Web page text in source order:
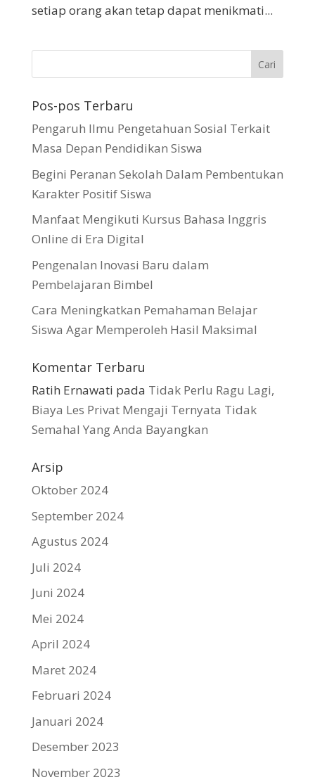
setiap orang akan tetap dapat menikmati...
Pos-pos Terbaru
Pengaruh Ilmu Pengetahuan Sosial Terkait
Masa Depan Pendidikan Siswa
Begini Peranan Sekolah Dalam Pembentukan
Karakter Positif Siswa
Manfaat Mengikuti Kursus Bahasa Inggris
Online di Era Digital
Pengenalan Inovasi Baru dalam
Pembelajaran Bimbel
Cara Meningkatkan Pemahaman Belajar
Siswa Agar Memperoleh Hasil Maksimal
Komentar Terbaru
Ratih Ernawati pada Tidak Perlu Ragu Lagi,
Biaya Les Privat Mengaji Ternyata Tidak
Semahal Yang Anda Bayangkan
Arsip
Oktober 2024
September 2024
Agustus 2024
Juli 2024
Juni 2024
Mei 2024
April 2024
Maret 2024
Februari 2024
Januari 2024
Desember 2023
November 2023